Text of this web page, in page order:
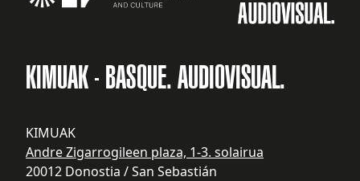
KIMUAK - BASQUE. AUDIOVISUAL.
KIMUAK
Andre Zigarrogileen plaza, 1-3. solairua
20012 Donostia / San Sebastián